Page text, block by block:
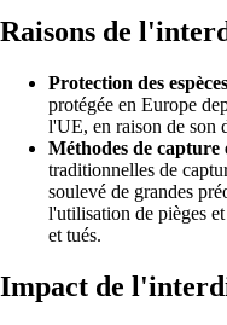
Raisons de
Protection des espèces
protégée en Europe
l'UE, en raison de son
Méthodes de capture
traditionnelles de
soulevé de grandes
l'utilisation de pièges
et tués.
Impact de